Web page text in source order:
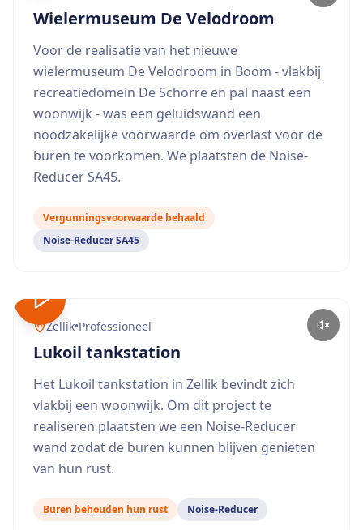
Wielermuseum De Velodroom
Voor de realisatie van het nieuwe
wielermuseum De Velodroom in Boom - vlakbij
recreatiedomein De Schorre en pal naast een
woonwijk - was een geluidswand een
noodzakelijke voorwaarde om overlast voor de
buren te voorkomen. We plaatsten de Noise-
Reducer SA45.
Vergunningsvoorwaarde behaald
Noise-Reducer SA45
Zellik•Professioneel
Lukoil tankstation
Het Lukoil tankstation in Zellik bevindt zich
vlakbij een woonwijk. Om dit project te
realiseren plaatsten we een Noise-Reducer
wand zodat de buren kunnen blijven genieten
van hun rust.
Buren behouden hun rust Noise-Reducer